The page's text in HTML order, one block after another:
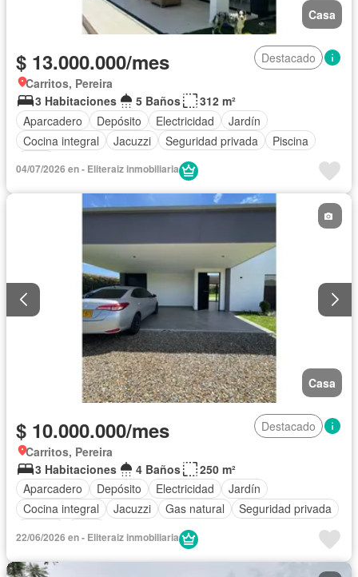
Casa
$ 13.000.000/mes
Destacado
Carritos, Pereira
3 Habitaciones
5 Baños
312 m²
Aparcadero
Depósito Electricidad
Jardín
Cocina integral
Jacuzzi Seguridad privada
Piscina
04/07/2026 en - Eliteraiz inmobiliaria
Casa
$ 10.000.000/mes
Destacado
Carritos, Pereira
3 Habitaciones
4 Baños
250 m²
Aparcadero
Depósito Electricidad
Jardín
Cocina integral
Jacuzzi Gas natural
Seguridad privada
22/06/2026 en - Eliteraiz inmobiliaria